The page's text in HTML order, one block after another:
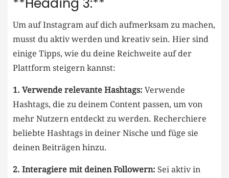
Um auf Instagram‌ auf ⁣dich aufmerksam zu machen,
⁢musst ⁤du aktiv werden und kreativ⁣ sein. Hier sind
einige Tipps, wie du ⁤deine Reichweite auf​ der⁣
Plattform ⁢steigern kannst:
1. Verwende relevante⁢ Hashtags: Verwende
Hashtags, die zu deinem Content passen, um ⁣von
mehr Nutzern entdeckt zu werden. ⁣Recherchiere
beliebte‍ Hashtags in⁢ deiner Nische⁢ und⁢ füge sie
deinen ‍Beiträgen hinzu.
2. Interagiere mit ⁢deinen Followern: ⁢Sei aktiv in